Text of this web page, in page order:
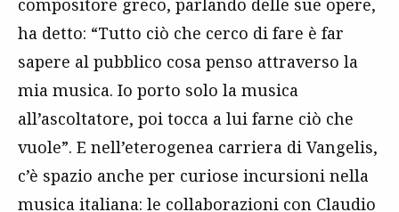
ha detto: “Tutto ciò che cerco di fare è far
sapere al pubblico cosa penso attraverso la
mia musica. Io porto solo la musica
all’ascoltatore, poi tocca a lui farne ciò che
vuole”. E nell’eterogenea carriera di Vangelis,
c’è spazio anche per curiose incursioni nella
musica italiana: le collaborazioni con Claudio